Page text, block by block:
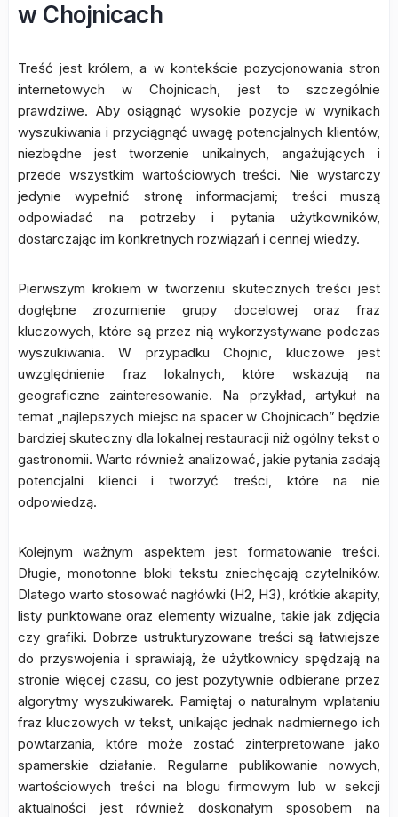
w Chojnicach
Treść jest królem, a w kontekście pozycjonowania stron
internetowych w Chojnicach, jest to szczególnie
prawdziwe. Aby osiągnąć wysokie pozycje w wynikach
wyszukiwania i przyciągnąć uwagę potencjalnych klientów,
niezbędne jest tworzenie unikalnych, angażujących i
przede wszystkim wartościowych treści. Nie wystarczy
jedynie wypełnić stronę informacjami; treści muszą
odpowiadać na potrzeby i pytania użytkowników,
dostarczając im konkretnych rozwiązań i cennej wiedzy.
Pierwszym krokiem w tworzeniu skutecznych treści jest
dogłębne zrozumienie grupy docelowej oraz fraz
kluczowych, które są przez nią wykorzystywane podczas
wyszukiwania. W przypadku Chojnic, kluczowe jest
uwzględnienie fraz lokalnych, które wskazują na
geograficzne zainteresowanie. Na przykład, artykuł na
temat „najlepszych miejsc na spacer w Chojnicach” będzie
bardziej skuteczny dla lokalnej restauracji niż ogólny tekst o
gastronomii. Warto również analizować, jakie pytania zadają
potencjalni klienci i tworzyć treści, które na nie
odpowiedzą.
Kolejnym ważnym aspektem jest formatowanie treści.
Długie, monotonne bloki tekstu zniechęcają czytelników.
Dlatego warto stosować nagłówki (H2, H3), krótkie akapity,
listy punktowane oraz elementy wizualne, takie jak zdjęcia
czy grafiki. Dobrze ustrukturyzowane treści są łatwiejsze
do przyswojenia i sprawiają, że użytkownicy spędzają na
stronie więcej czasu, co jest pozytywnie odbierane przez
algorytmy wyszukiwarek. Pamiętaj o naturalnym wplataniu
fraz kluczowych w tekst, unikając jednak nadmiernego ich
powtarzania, które może zostać zinterpretowane jako
spamerskie działanie. Regularne publikowanie nowych,
wartościowych treści na blogu firmowym lub w sekcji
aktualności jest również doskonałym sposobem na